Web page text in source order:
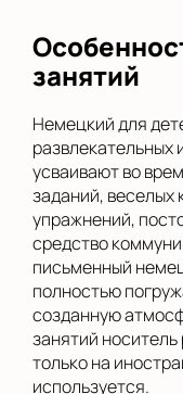
занятий
Немецкий для
развлекательных
усваивают во
заданий, веселых
упражнений,
средство
письменный
полностью
созданную
занятий
только на
используется.